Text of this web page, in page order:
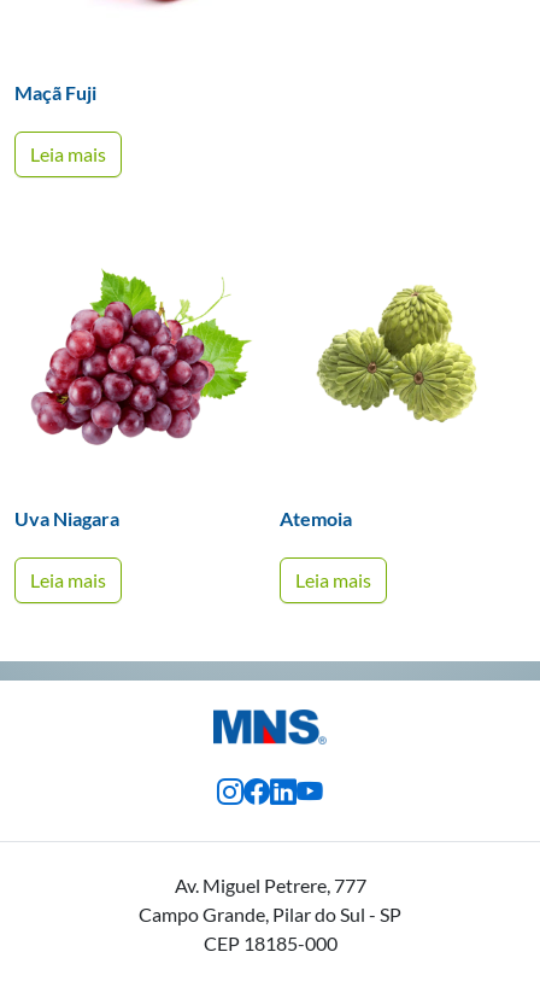
Maçã Fuji
Leia mais
Uva Niagara
Leia mais
Atemoia
Leia mais
Av. Miguel Petrere, 777
Campo Grande, Pilar do Sul - SP
CEP 18185-000